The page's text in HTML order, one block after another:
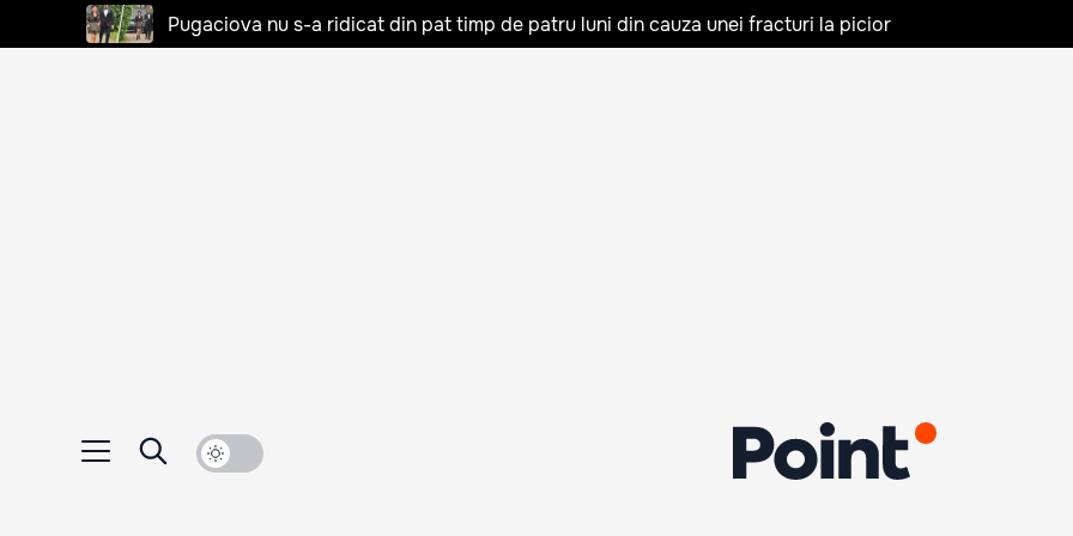
Pugaciova nu s-a ridicat din pat timp de patru luni din cauza unei fracturi la picior